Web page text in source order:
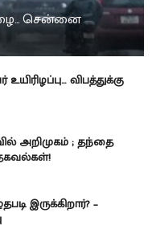
சென்னை
விபத்துக்கு
அறிமுகம் ; தந்தை
இருக்கிறார்? –